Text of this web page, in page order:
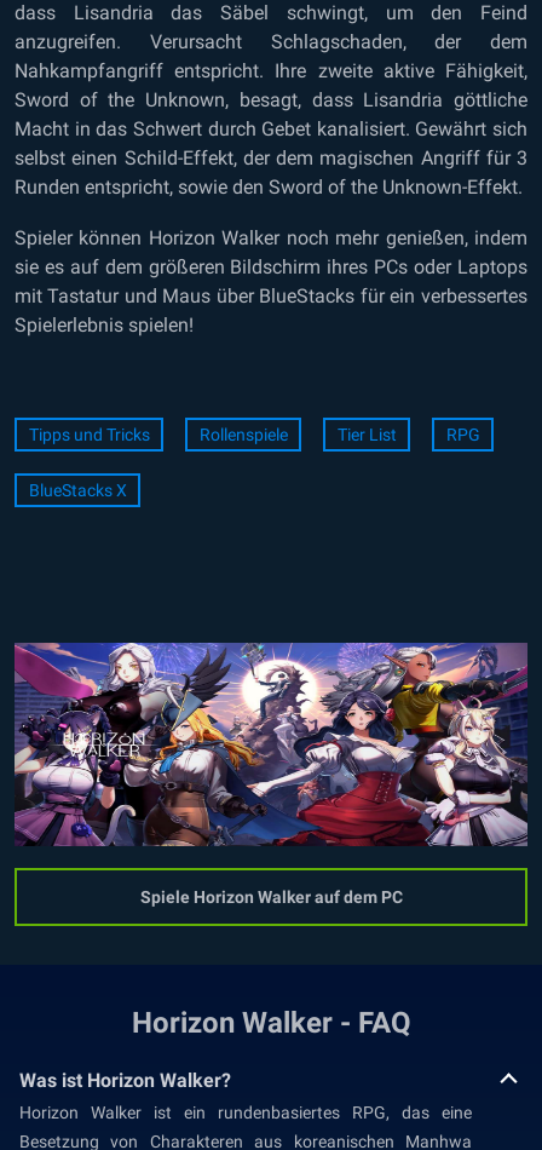
dass Lisandria das Säbel schwingt, um den Feind
anzugreifen. Verursacht Schlagschaden, der dem
Nahkampfangriff entspricht. Ihre zweite aktive Fähigkeit,
Sword of the Unknown, besagt, dass Lisandria göttliche
Macht in das Schwert durch Gebet kanalisiert. Gewährt sich
selbst einen Schild-Effekt, der dem magischen Angriff für 3
Runden entspricht, sowie den Sword of the Unknown-Effekt.
Spieler können Horizon Walker noch mehr genießen, indem
sie es auf dem größeren Bildschirm ihres PCs oder Laptops
mit Tastatur und Maus über BlueStacks für ein verbessertes
Spielerlebnis spielen!
Tipps und Tricks Rollenspiele Tier List RPG
BlueStacks X
Spiele Horizon Walker auf dem PC
Horizon Walker - FAQ
Was ist Horizon Walker?
Horizon Walker ist ein rundenbasiertes RPG, das eine
Besetzung von Charakteren aus koreanischen Manhwa